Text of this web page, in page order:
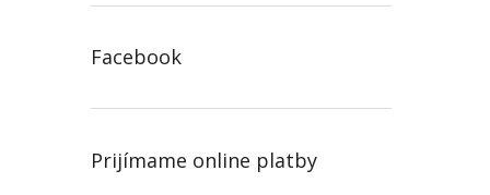
Facebook
Prijímame online platby